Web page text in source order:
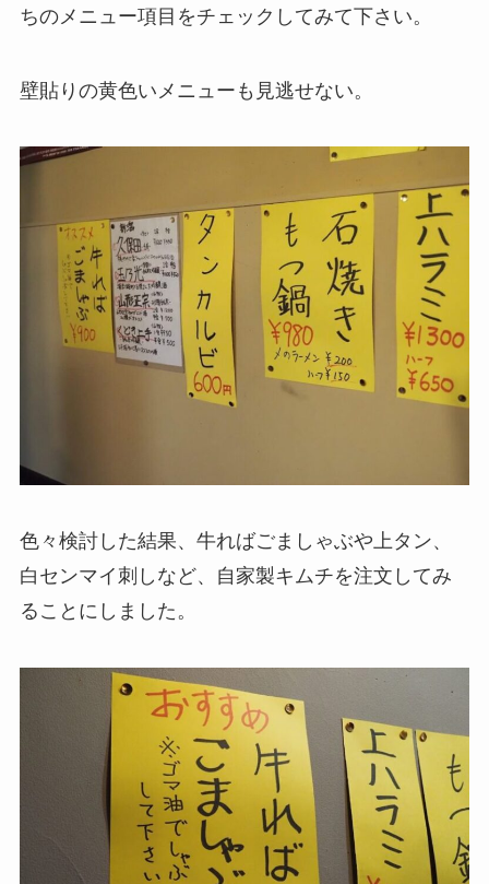
ちのメニュー項目をチェックしてみて下さい。
壁貼りの黄色いメニューも見逃せない。
色々検討した結果、牛ればごましゃぶや上タン、
白センマイ刺しなど、自家製キムチを注文してみ
ることにしました。